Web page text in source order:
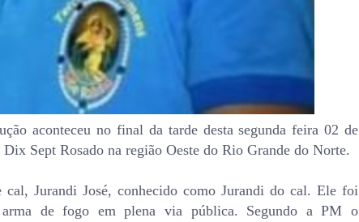
aconteceu no final da tarde desta segunda feira 02 de
Sept Rosado na região Oeste do Rio Grande do Norte.
Jurandi José, conhecido como Jurandi do cal. Ele foi
arma de fogo em plena via pública. Segundo a PM o